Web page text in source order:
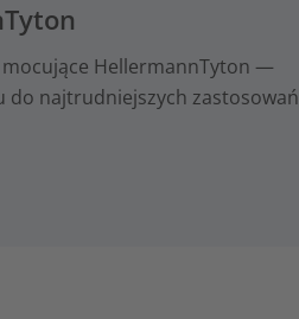
mocujące HellermannTyton —
do najtrudniejszych zastosowań